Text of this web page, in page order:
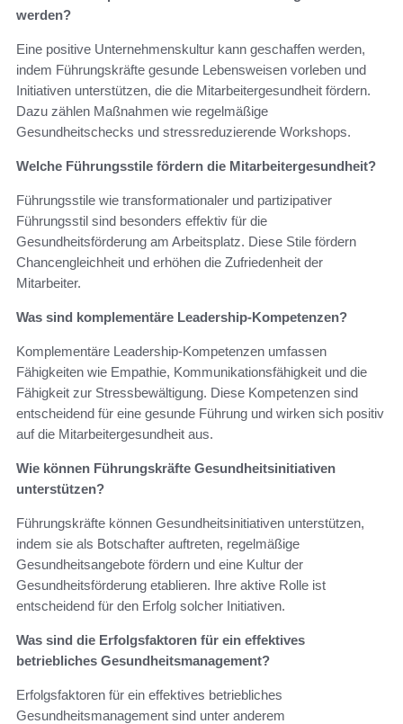
werden?
Eine positive Unternehmenskultur kann geschaffen werden,
indem Führungskräfte gesunde Lebensweisen vorleben und
Initiativen unterstützen, die die Mitarbeitergesundheit fördern.
Dazu zählen Maßnahmen wie regelmäßige
Gesundheitschecks und stressreduzierende Workshops.
Welche Führungsstile fördern die Mitarbeitergesundheit?
Führungsstile wie transformationaler und partizipativer
Führungsstil sind besonders effektiv für die
Gesundheitsförderung am Arbeitsplatz. Diese Stile fördern
Chancengleichheit und erhöhen die Zufriedenheit der
Mitarbeiter.
Was sind komplementäre Leadership-Kompetenzen?
Komplementäre Leadership-Kompetenzen umfassen
Fähigkeiten wie Empathie, Kommunikationsfähigkeit und die
Fähigkeit zur Stressbewältigung. Diese Kompetenzen sind
entscheidend für eine gesunde Führung und wirken sich positiv
auf die Mitarbeitergesundheit aus.
Wie können Führungskräfte Gesundheitsinitiativen
unterstützen?
Führungskräfte können Gesundheitsinitiativen unterstützen,
indem sie als Botschafter auftreten, regelmäßige
Gesundheitsangebote fördern und eine Kultur der
Gesundheitsförderung etablieren. Ihre aktive Rolle ist
entscheidend für den Erfolg solcher Initiativen.
Was sind die Erfolgsfaktoren für ein effektives
betriebliches Gesundheitsmanagement?
Erfolgsfaktoren für ein effektives betriebliches
Gesundheitsmanagement sind unter anderem